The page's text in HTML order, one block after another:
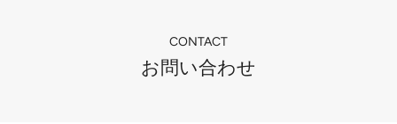
CONTACT
お問い合わせ